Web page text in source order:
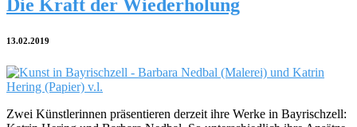
Die Kraft der Wiederholung
13.02.2019
Zwei Künstlerinnen präsentieren derzeit ihre Werke in Bayrischzell: